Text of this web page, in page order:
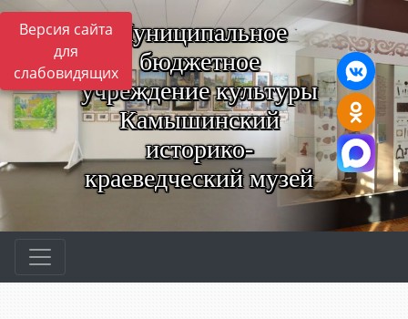
Версия сайта
для
слабовидящих
Муниципальное
бюджетное
учреждение культуры
Камышинский
историко-
краеведческий музей